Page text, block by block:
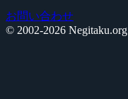
お問い合わせ
© 2002-2026 Negitaku.org